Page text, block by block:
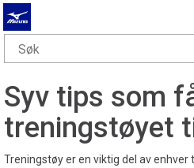
Syv tips som
treningstøyet
Treningstøy er en viktig del av